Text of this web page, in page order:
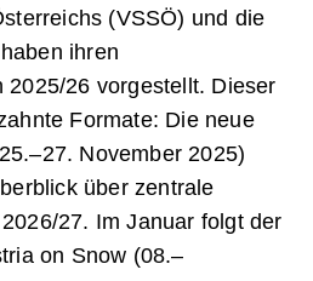
(VSSÖ) und die
ihren
2025/26 vorgestellt. Dieser
Formate: Die neue
November 2025)
über zentrale
27. Im Januar folgt der
on Snow (08.–